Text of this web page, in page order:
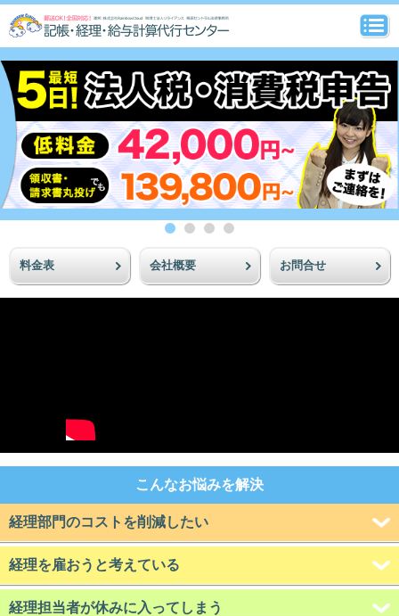
料金表 会社概要 お問合せ
こんなお悩みを解決
経理部門のコストを削減したい
経理を雇おうと考えている
経理担当者が休みに入ってしまう